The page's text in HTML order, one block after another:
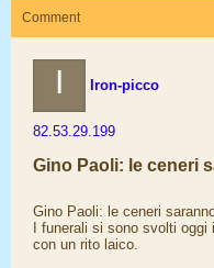
Comment
I Iron-picco
82.53.29.199
Gino Paoli: le ceneri
Gino Paoli: le ceneri
I funerali si sono svolti
con un rito laico.